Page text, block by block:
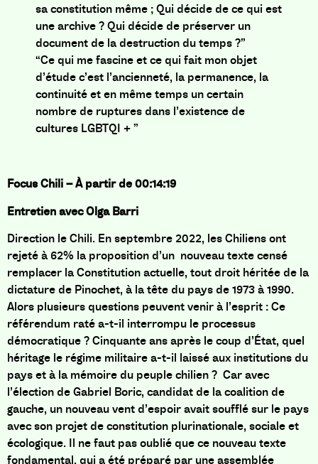
sa constitution même ; Qui décide de ce qui est
une archive ? Qui décide de préserver un
document de la destruction du temps ?”
“Ce qui me fascine et ce qui fait mon objet
d’étude c’est l’ancienneté, la permanence, la
continuité et en même temps un certain
nombre de ruptures dans l’existence de
cultures LGBTQI + ”
Focus Chili –À partir de 00:14:19
Entretien avec Olga Barri
Direction le Chili. En septembre 2022, les Chiliens ont
rejeté à 62% la proposition d’un nouveau texte censé
remplacer la Constitution actuelle, tout droit héritée de la
dictature de Pinochet, à la tête du pays de 1973 à 1990.
Alors plusieurs questions peuvent venir à l’esprit : Ce
référendum raté a-t-il interrompu le processus
démocratique ? Cinquante ans après le coup d’État, quel
héritage le régime militaire a-t-il laissé aux institutions du
pays et à la mémoire du peuple chilien ? Car avec
l’élection de Gabriel Boric, candidat de la coalition de
gauche, un nouveau vent d’espoir avait soufflé sur le pays
avec son projet de constitution plurinationale, sociale et
écologique. Il ne faut pas oublié que ce nouveau texte
fondamental, qui a été préparé par une assemblée